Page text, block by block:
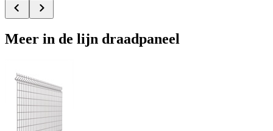
Meer in de lijn draadpaneel